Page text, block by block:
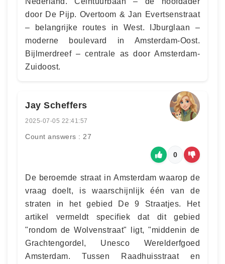
door De Pijp. Overtoom & Jan Evertsenstraat
– belangrijke routes in West. IJburglaan –
moderne boulevard in Amsterdam-Oost.
Bijlmerdreef – centrale as door Amsterdam-
Zuidoost.
Jay Scheffers
2025-07-05 22:41:57
Count answers : 27
0
De beroemde straat in Amsterdam waarop de
vraag doelt, is waarschijnlijk één van de
straten in het gebied De 9 Straatjes. Het
artikel vermeldt specifiek dat dit gebied
"rondom de Wolvenstraat" ligt, "middenin de
Grachtengordel, Unesco Werelderfgoed
Amsterdam. Tussen Raadhuisstraat en